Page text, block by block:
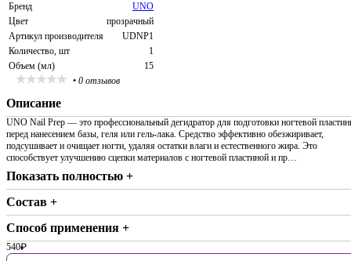
Бренд
UNO
Цвет
прозрачный
Артикул производителя
UDNP1
Количество, шт
1
Объем (мл)
15
• 0 отзывов
Описание
UNO Nail Prep — это профессиональный дегидратор для подготовки ногтевой
перед нанесением базы, геля или гель-лака. Средство эффективно обезжиривает,
подсушивает и очищает ногти, удаляя остатки влаги и естественного жира. Это
способствует улучшению сцепки материалов с ногтевой пластиной и пр…
Показать полностью +
Состав +
Способ применения +
540₽